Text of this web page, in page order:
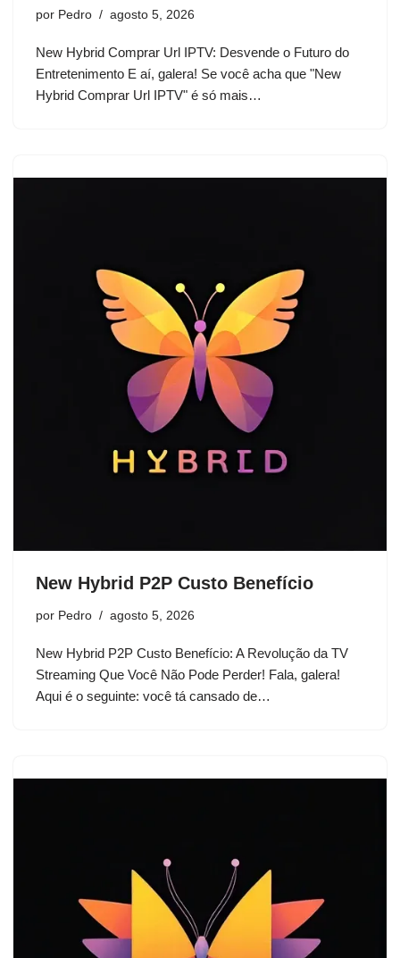
por Pedro agosto 5, 2026
New Hybrid Comprar Url IPTV: Desvende o Futuro do
Entretenimento E aí, galera! Se você acha que "New
Hybrid Comprar Url IPTV" é só mais…
New Hybrid P2P Custo Benefício
por Pedro agosto 5, 2026
New Hybrid P2P Custo Benefício: A Revolução da TV
Streaming Que Você Não Pode Perder! Fala, galera!
Aqui é o seguinte: você tá cansado de…